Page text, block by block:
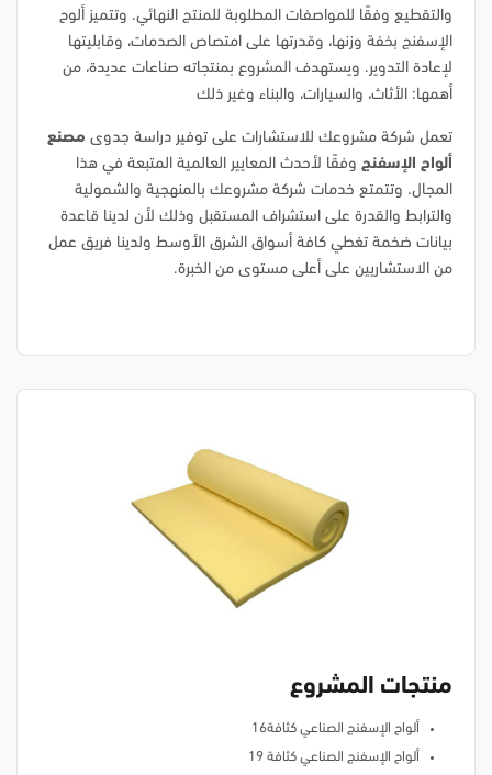
والتقطيع وفقًا للمواصفات المطلوبة للمنتج النهائي. وتتميز ألوح
الإسفنج بخفة وزنها، وقدرتها على امتصاص الصدمات، وقابليتها
لإعادة التدوير. ويستهدف المشروع بمنتجاته صناعات عديدة، من
أهمها: الأثاث، والسيارات، والبناء وغير ذلك
تعمل شركة مشروعك للاستشارات على توفير دراسة جدوى مصنع
ألواح الإسفنج وفقًا لأحدث المعايير العالمية المتبعة في هذا
المجال. وتتمتع خدمات شركة مشروعك بالمنهجية والشمولية
والترابط والقدرة على استشراف المستقبل وذلك لأن لدينا قاعدة
بيانات ضخمة تغطي كافة أسواق الشرق الأوسط ولدينا فريق عمل
من الاستشاريين على أعلى مستوى من الخبرة.
منتجات المشروع
ألواح الإسفنج الصناعي كثافة16
ألواح الإسفنج الصناعي كثافة 19